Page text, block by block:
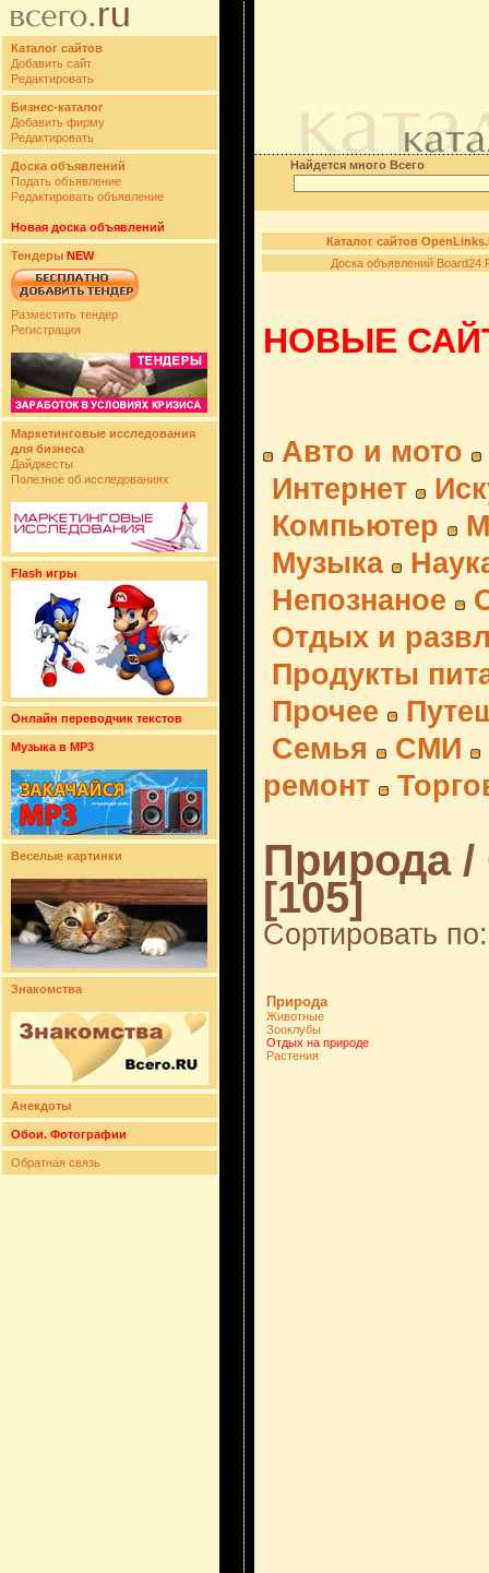
Каталог сайтов
Добавить сайт
Редактировать
Бизнес-каталог
Добавить фирму
Редактировать
Доска объявлений
Подать объявление
Редактировать объявление
Новая доска объявлений
Тендеры NEW
Разместить тендер
Регистрация
Маркетинговые исследования
для бизнеса
Дайджесты
Полезное об исследованиях
Flash игры
Онлайн переводчик текстов
Музыка в MP3
Веселые картинки
Знакомства
Анекдоты
Обои. Фотографии
Обратная связь
Найдется много Всего
Каталог сайтов
Доска объявлений
НОВЫЕ
Авто и мото
Интернет
Компьютер
Музыка
Непознаное
Отдых и
Продукты
Прочее
Семья
СМИ
ремонт
Природа
[105]
Сортировать
Природа
Животные
Зооклубы
Отдых на природе
Растения